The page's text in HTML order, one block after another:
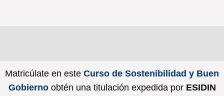
Matricúlate en este Curso de Sostenibilidad y Buen
Gobierno obtén una titulación expedida por ESIDIN